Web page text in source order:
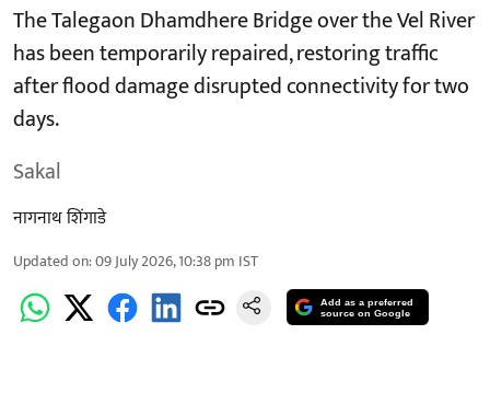
The Talegaon Dhamdhere Bridge over the Vel River
has been temporarily repaired, restoring traffic
after flood damage disrupted connectivity for two
days.
Sakal
नागनाथ शिंगाडे
Updated on:09 July 2026, 10:38 pm IST
Add as a preferred
source on Google